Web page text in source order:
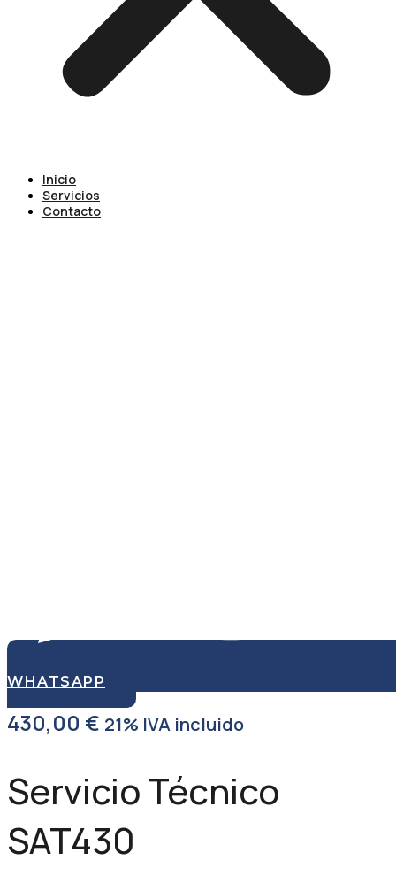
Inicio
Servicios
Contacto
WHATSAPP
430,00 € 21% IVA incluido
Servicio Técnico
SAT430